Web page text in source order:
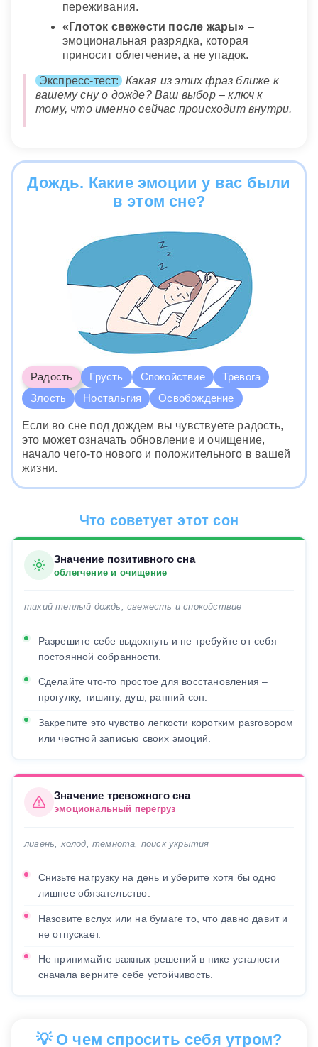
переживания.
«Глоток свежести после жары» –
эмоциональная разрядка, которая
приносит облегчение, а не упадок.
Экспресс-тест:
Какая из этих фраз ближе к
вашему сну о дожде? Ваш выбор – ключ к
тому, что именно сейчас происходит внутри.
Дождь. Какие эмоции у вас были
в этом сне?
Радость Грусть Спокойствие
Тревога
Злость
Ностальгия Освобождение
Если во сне под дождем вы чувствуете радость,
это может означать обновление и очищение,
начало чего-то нового и положительного в вашей
жизни.
Что советует этот сон
Значение позитивного сна
облегчение и очищение
тихий теплый дождь, свежесть и спокойствие
Разрешите себе выдохнуть и не требуйте от себя
постоянной собранности.
Сделайте что-то простое для восстановления –
прогулку, тишину, душ, ранний сон.
Закрепите это чувство легкости коротким разговором
или честной записью своих эмоций.
Значение тревожного сна
эмоциональный перегруз
ливень, холод, темнота, поиск укрытия
Снизьте нагрузку на день и уберите хотя бы одно
лишнее обязательство.
Назовите вслух или на бумаге то, что давно давит и
не отпускает.
Не принимайте важных решений в пике усталости –
сначала верните себе устойчивость.
💡 О чем спросить себя утром?